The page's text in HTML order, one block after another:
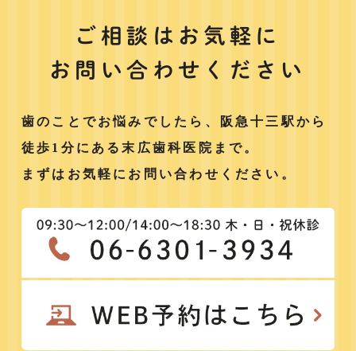
ご相談はお気軽に
お問い合わせください
歯のことでお悩みでしたら、阪急十三駅から
徒歩1分にある末広歯科医院まで。
まずはお気軽にお問い合わせください。